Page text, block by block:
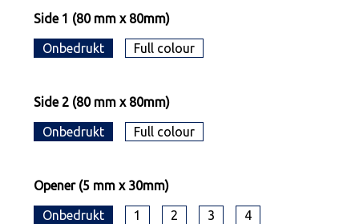
Side 1 (80 mm x 80mm)
Onbedrukt Full colour
Side 2 (80 mm x 80mm)
Onbedrukt Full colour
Opener (5 mm x 30mm)
Onbedrukt 1 2 3 4